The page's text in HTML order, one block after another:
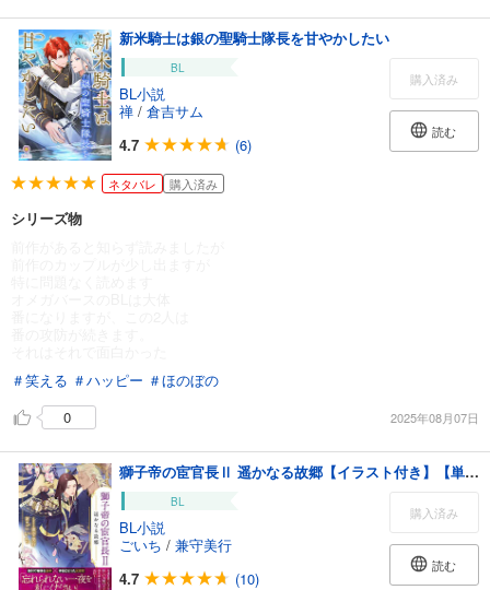
新米騎士は銀の聖騎士隊長を甘やかしたい
BL
BL小説
禅 / 倉吉サム
4.7
(6)
購入済み
読む
ネタバレ 購入済み
シリーズ物
＃笑える ＃ハッピー ＃ほのぼの
0
2025年08月07日
獅子帝の宦官長Ⅱ 遥かなる故郷【イラスト付き】【単行本書き下ろしSS付き】
BL
BL小説
ごいち / 兼守美行
4.7
(10)
購入済み
読む